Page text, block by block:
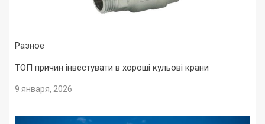
Разное
ТОП причин інвестувати в хороші кульові крани
9 января, 2026